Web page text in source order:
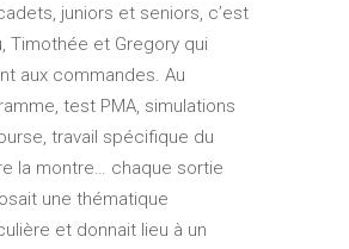
juniors et seniors, c’est
Timothée et Gregory qui
aux commandes. Au
test PMA, simulations
travail spécifique du
la montre… chaque sortie
une thématique
et donnait lieu à un